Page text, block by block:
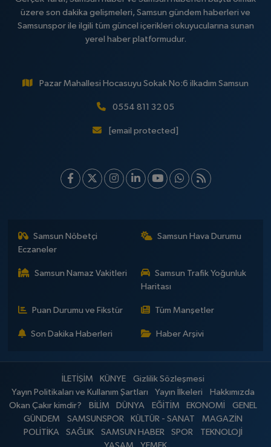
üzere son dakika gelişmeleri, Samsun gündem haberleri ve
Samsunspor ile ilgili tüm güncel içerikleri okuyucularına sunan
yerel haber platformudur.
Pazar Mahallesi Hocasuyu Sokak No:6 ilkadım Samsun
0554 811 32 05
[email protected]
Samsun Nöbetçi
Eczaneler
Samsun Hava Durumu
Samsun Namaz Vakitleri
Samsun Trafik Yoğunluk
Haritası
Puan Durumu ve Fikstür Tüm Manşetler
Son Dakika Haberleri Haber Arşivi
İLETİŞİM KÜNYE
Gizlilik Sözleşmesi
Yayın Politikaları ve Kullanım Şartları
Yayın İlkeleri
Hakkımızda
Okan Çakır kimdir?
BİLİM DÜNYA EĞİTİM EKONOMİ
GENEL
GÜNDEM
SAMSUNSPOR KÜLTÜR - SANAT
MAGAZİN
POLİTİKA
SAĞLIK SAMSUN HABER SPOR
TEKNOLOJİ